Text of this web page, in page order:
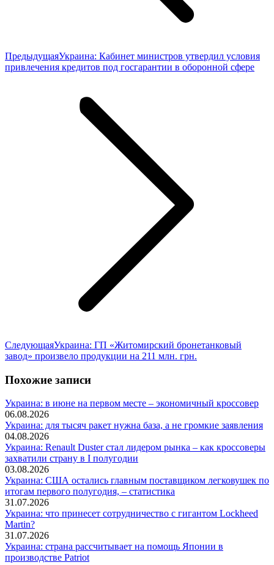
ПредыдущаяПредыдущая
запись:
Украина: Кабинет министров утвердил условия
привлечения кредитов под госгарантии в оборонной сфере
СледующаяСледующая
запись:
Украина: ГП «Житомирский бронетанковый
завод» произвело продукции на 211 млн. грн.
Похожие записи
Украина: в июне на первом месте – экономичный кроссовер
06.08.2026
Украина: для тысяч ракет нужна база, а не громкие заявления
04.08.2026
Украина: Renault Duster стал лидером рынка – как кроссоверы
захватили страну в I полугодии
03.08.2026
Украина: США остались главным поставщиком легковушек по
итогам первого полугодия, – статистика
31.07.2026
Украина: что принесет сотрудничество с гигантом Lockheed
Martin?
31.07.2026
Украина: страна рассчитывает на помощь Японии в
производстве Patriot